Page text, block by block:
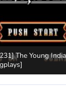
The Young